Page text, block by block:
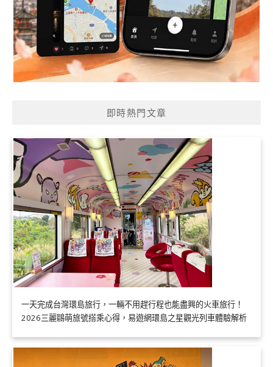
即時熱門文章
一天完成台灣環島旅行，一輛不用趕行程也能盡興的火車旅行！
2026三麗鷗萌旅號搭乘心得，易遊網環島之星觀光列車體驗解析